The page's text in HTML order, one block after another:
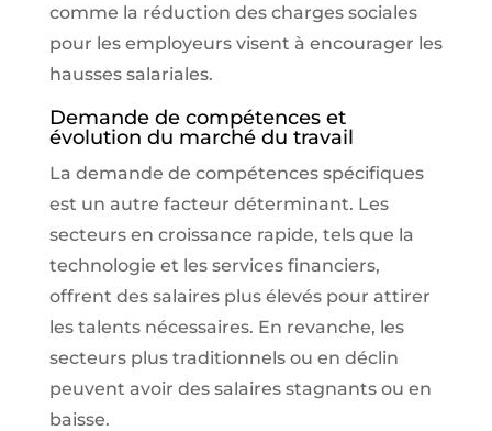
comme la réduction des charges sociales
pour les employeurs visent à encourager les
hausses salariales.
Demande de compétences et
évolution du marché du travail
La demande de compétences spécifiques
est un autre facteur déterminant. Les
secteurs en croissance rapide, tels que la
technologie et les services financiers,
offrent des salaires plus élevés pour attirer
les talents nécessaires. En revanche, les
secteurs plus traditionnels ou en déclin
peuvent avoir des salaires stagnants ou en
baisse.